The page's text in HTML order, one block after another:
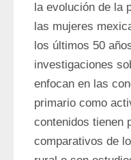
la evolución de la
las mujeres
los últimos 50
investigaciones
enfocan en las
primario como
contenidos tienen
comparativos de